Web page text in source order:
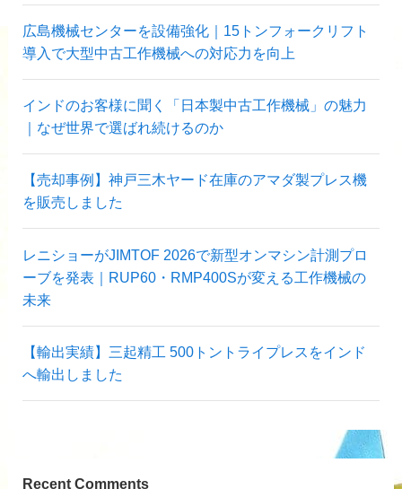
広島機械センターを設備強化｜15トンフォークリフト
導入で大型中古工作機械への対応力を向上
インドのお客様に聞く「日本製中古工作機械」の魅力
｜なぜ世界で選ばれ続けるのか
【売却事例】神戸三木ヤード在庫のアマダ製プレス機
を販売しました
レニショーがJIMTOF 2026で新型オンマシン計測プロ
ーブを発表｜RUP60・RMP400Sが変える工作機械の
未来
【輸出実績】三起精工 500トントライプレスをインド
へ輸出しました
Recent Comments